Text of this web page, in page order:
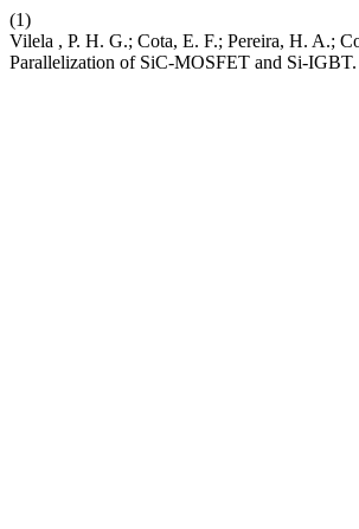
(1)
Vilela , P. H. G.; Cota, E. F.; Pereira, H. A.;
Parallelization of SiC-MOSFET and Si-IGBT.